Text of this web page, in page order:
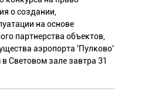
о создании,
на основе
партнерства объектов,
аэропорта 'Пулково'
Световом зале завтра 31